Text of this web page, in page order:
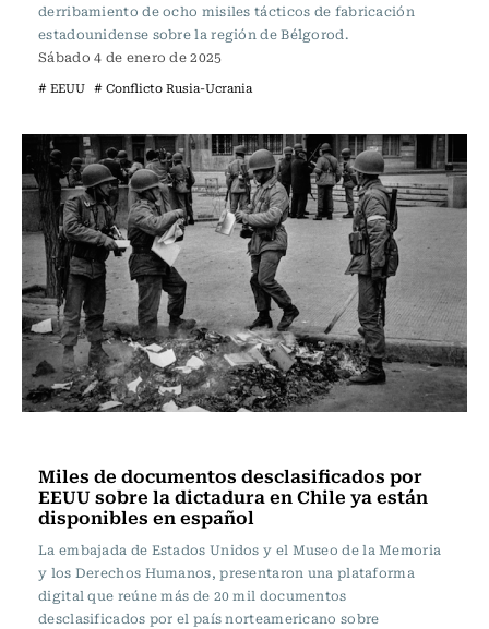
derribamiento de ocho misiles tácticos de fabricación
estadounidense sobre la región de Bélgorod.
Sábado 4 de enero de 2025
# EEUU # Conflicto Rusia-Ucrania
Miles de documentos desclasificados por
EEUU sobre la dictadura en Chile ya están
disponibles en español
La embajada de Estados Unidos y el Museo de la Memoria
y los Derechos Humanos, presentaron una plataforma
digital que reúne más de 20 mil documentos
desclasificados por el país norteamericano sobre